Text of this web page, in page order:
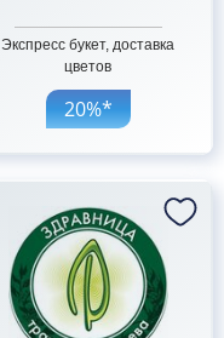
Экспресс букет, доставка
цветов
20%*